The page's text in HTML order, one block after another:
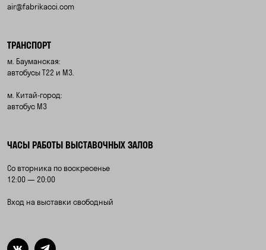
air@fabrikacci.com
ТРАНСПОРТ
м. Бауманская:
автобусы Т22 и М3.
м. Китай-город:
автобус М3
ЧАСЫ РАБОТЫ ВЫСТАВОЧНЫХ ЗАЛОВ
Со вторника по воскресенье
12:00 — 20:00
Вход на выставки свободный